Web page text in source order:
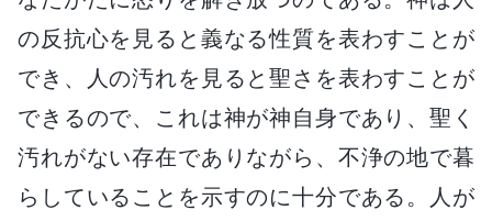
の反抗心を見ると義なる性質を表わすことが
でき、人の汚れを見ると聖さを表わすことが
できるので、これは神が神自身であり、聖く
汚れがない存在でありながら、不浄の地で暮
らしていることを示すのに十分である。人が